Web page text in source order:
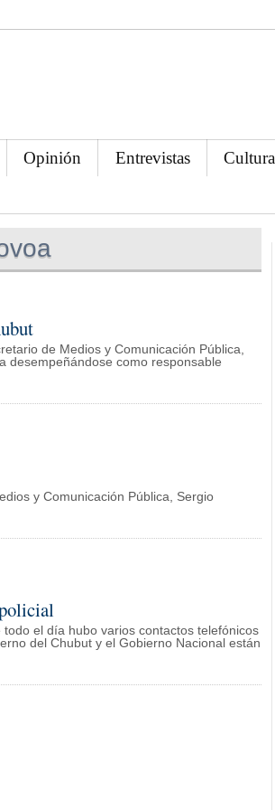
Opinión Entrevistas Cultura
de Medios y Comunicación Pública,
desempeñándose como responsable
y Comunicación Pública, Sergio
el día hubo varios contactos telefónicos
del Chubut y el Gobierno Nacional están